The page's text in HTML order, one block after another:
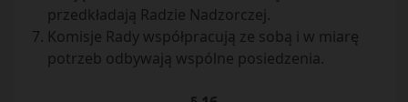
przedkładają Radzie Nadzorczej.
Komisje Rady współpracują ze sobą i w miarę
potrzeb odbywają wspólne posiedzenia.